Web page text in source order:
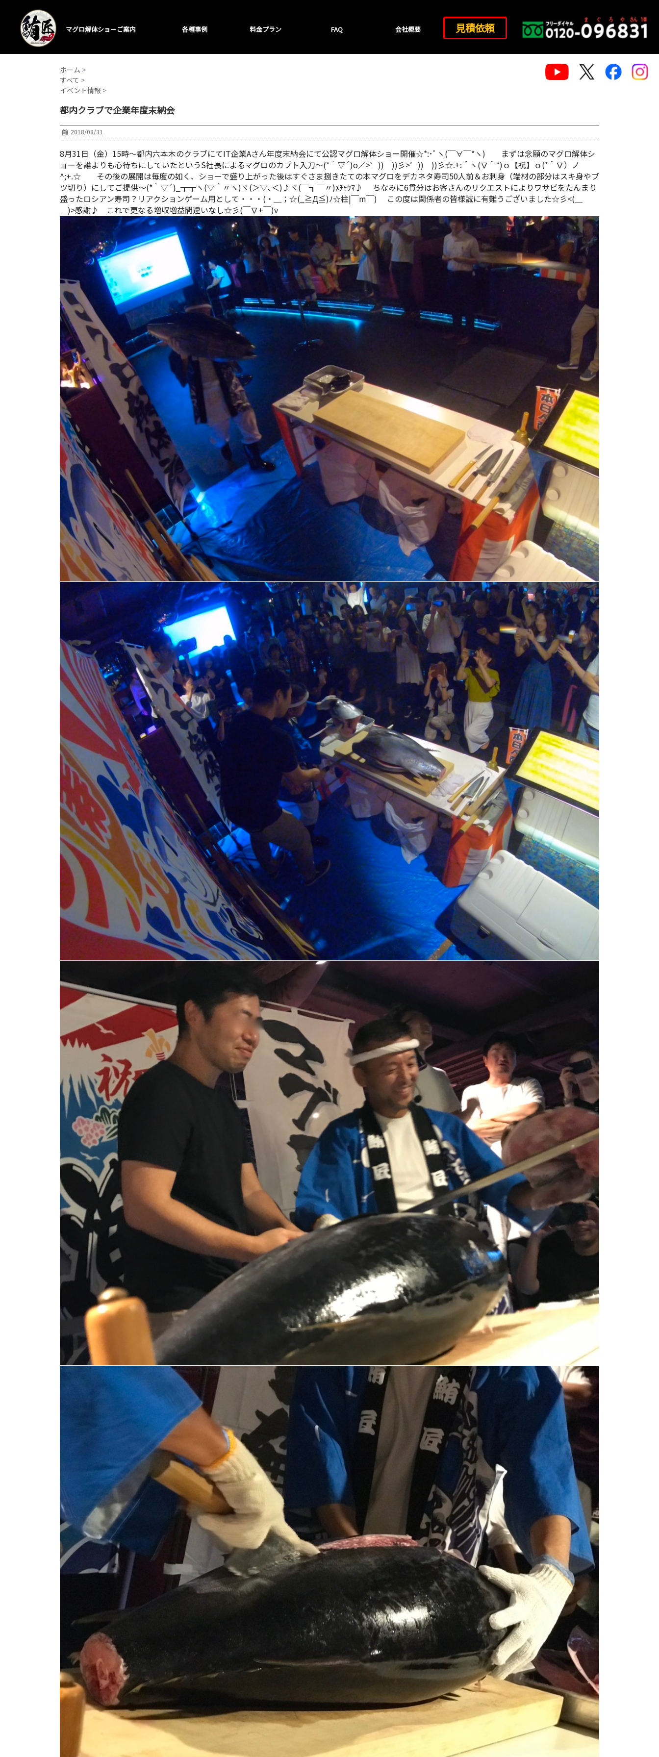
マグロ解体ショーご案内 各種事例 料金プラン FAQ 会社概要 見積依頼
ホーム >
すべて >
イベント情報 >
都内クラブで企業年度末納会
2018/08/31
8月31日（金）15時～都内六本木のクラブにてIT企業Aさん年度末納会にて公認マグロ解体ショー開催☆*:･ﾟヽ(￣∀￣*ヽ) まずは念願のマグロ解体シ
ョーを誰よりも心待ちにしていたというS社長によるマグロのカブト入刀～(*｀▽´)o／>゜)) ))彡>゜)) ))彡☆.+:＾ヽ(∇＾*)ｏ【祝】ｏ(*＾∇）ノ
^;+.☆ その後の展開は毎度の如く、ショーで盛り上がった後はすぐさま捌きたての本マグロをデカネタ寿司50人前＆お刺身（端材の部分はスキ身やブ
ツ切り）にしてご提供～(*｀▽´)_┳┳ヽ(▽＾〃ヽ)ヾ(＞▽､＜)♪ヾ(￣┓￣〃)ﾒﾁｬｳﾏ♪ ちなみに6貫分はお客さんのリクエストによりワサビをたんまり
盛ったロシアン寿司？リアクションゲーム用として・・・(・＿；☆(_≧Д≦)ﾉ☆柱|￣m￣) この度は関係者の皆様誠に有難うございました☆彡<(＿
＿)>感謝♪ これで更なる増収増益間違いなし☆彡(￣∇+￣)v